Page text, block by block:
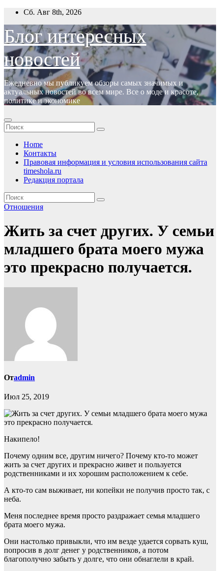
Перейти
содержимому
Сб. Авг 8th, 2026
Блог интересных
новостей
Ежедневно мы публикуем обзоры самых значимых и
актуальных новостей во всем мире. Все о моде и красоте,
политике и экономике
Home
Контакты
Правовая информация и условия использования сайта
timeshola.ru
Редакция портала
Отношения
Жить за счет других. У семьи
младшего брата моего мужа
это прекрасно получается.
Отadmin
Июл 25, 2019
Накипело!
Почему одним все, другим ничего? Почему кто-то может
жить за счет других и прекрасно живет и пользуется
родственниками и их хорошим расположением к себе.
А кто-то сам выживает, ни копейки не получив просто так, с
неба.
Меня последнее время просто раздражает семья младшего
брата моего мужа.
Они настолько привыкли, что им везде удается сорвать куш,
попросив в долг денег у родственников, а потом
благополучно забыть у долге, что они обнаглели в край.